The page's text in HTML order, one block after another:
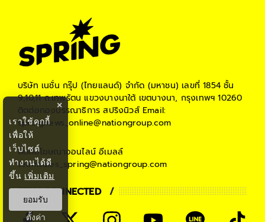
บริษัท เนชั่น กรุ๊ป (ไทยแลนด์) จำกัด (มหาชน) เลขที่ 1854 ชั้น
9,10,11 ถ.เทพรัตน แขวงบางนาใต้ เขตบางนา, กรุงเทพฯ 10260
ติดต่อกองบรรณาธิการ สปริงนิวส์Email:
springnews_online@nationgroup.com
ติดต่อโฆษณาออนไลน์ อีเมลล์
teamsales_spring@nationgroup.com
STAY CONNECTED
×
เราใช้คุกกี้
เพื่อให้
เว็บไซต์
ทำงานได้ดี
ขึ้น เพิ่มเติม
ยอมรับ
ตั้งค่า